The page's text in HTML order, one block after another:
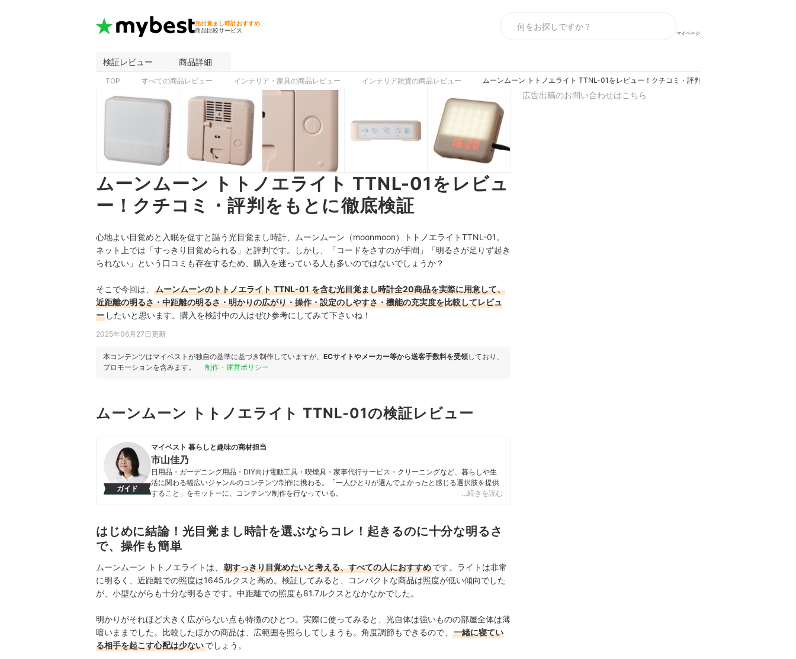
光目覚まし時計おすすめ
商品比較サービス
マイページ
検証レビュー 商品詳細
TOP すべての商品レビュー インテリア・家具の商品レビュー インテリア雑貨の商品レビュー ムーンムーン トトノエライト TTNL-01をレビュー！クチコミ・評判をもとに徹底検証
ムーンムーン トトノエライト TTNL-01をレビュ
ー！クチコミ・評判をもとに徹底検証
心地よい目覚めと入眠を促すと謳う光目覚まし時計、ムーンムーン（moonmoon）トトノエライトTTNL-01。
ネット上では「すっきり目覚められる」と評判です。しかし、「コードをさすのが手間」「明るさが足りず起き
られない」という口コミも存在するため、購入を迷っている人も多いのではないでしょうか？
そこで今回は、 ムーンムーンのトトノエライト TTNL-01 を含む光目覚まし時計全20商品を実際に用意して、
近距離の明るさ・中距離の明るさ・明かりの広がり・操作・設定のしやすさ・機能の充実度を比較してレビュ
ー したいと思います。購入を検討中の人はぜひ参考にしてみて下さいね！
2025年06月27日更新
本コンテンツはマイベストが独自の基準に基づき制作していますが、 ECサイトやメーカー等から送客手数料を受領しており、
プロモーションを含みます。
制作・運営ポリシー
ムーンムーン トトノエライト TTNL-01の検証レビュー
ガイド
マイベスト 暮らしと趣味の商材担当
市山佳乃
日用品・ガーデニング用品・DIY向け電動工具・喫煙具・家事代行サービス・クリーニングなど、暮らしや生
活に関わる幅広いジャンルのコンテンツ制作に携わる。「一人ひとりが選んでよかったと感じる選択肢を提供
すること」をモットーに、コンテンツ制作を行なっている。
…続きを読む
はじめに結論！光目覚まし時計を選ぶならコレ！起きるのに十分な明るさ
で、操作も簡単
ムーンムーン トトノエライトは、 朝すっきり目覚めたいと考える、すべての人におすすめです。ライトは非常
に明るく、近距離での照度は1645ルクスと高め。検証してみると、コンパクトな商品は照度が低い傾向でした
が、小型ながらも十分な明るさです。中距離での照度も81.7ルクスとなかなかでした。
明かりがそれほど大きく広がらない点も特徴のひとつ。実際に使ってみると、光自体は強いものの部屋全体は薄
暗いままでした。比較したほかの商品は、広範囲を照らしてしまうも。角度調節もできるので、
一緒に寝てい
る相手を起こす心配は少ないでしょう。
広告出稿のお問い合わせはこちら